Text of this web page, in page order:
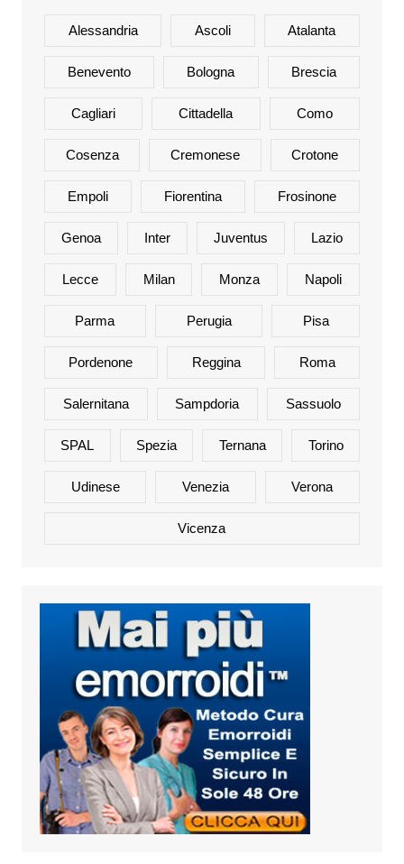
Alessandria Ascoli Atalanta
Benevento Bologna Brescia
Cagliari Cittadella Como
Cosenza Cremonese Crotone
Empoli Fiorentina Frosinone
Genoa Inter Juventus Lazio
Lecce Milan Monza Napoli
Parma Perugia Pisa
Pordenone Reggina Roma
Salernitana Sampdoria Sassuolo
SPAL Spezia Ternana Torino
Udinese Venezia Verona
Vicenza